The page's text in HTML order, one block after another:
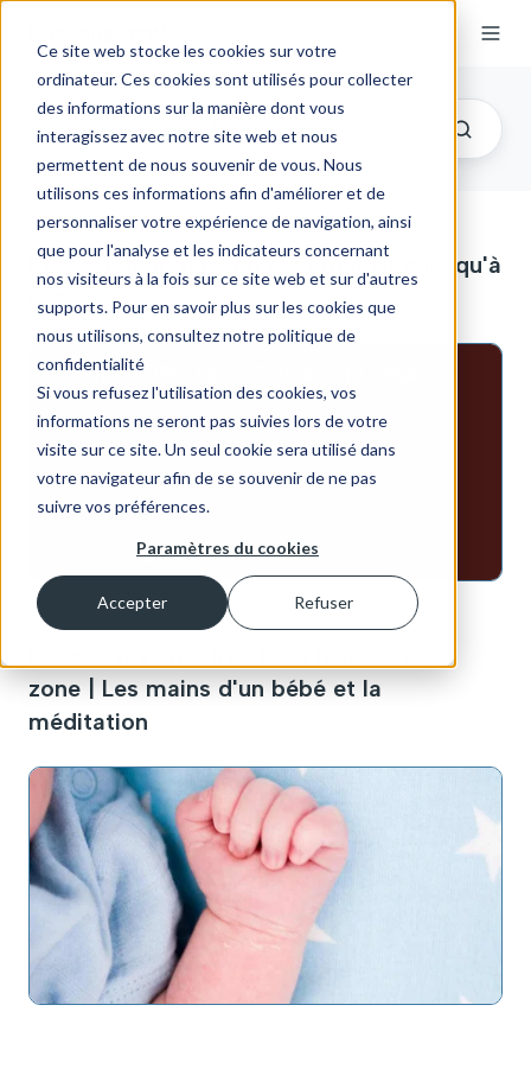
Ce site web stocke les cookies sur votre
ordinateur. Ces cookies sont utilisés pour collecter
des informations sur la manière dont vous
interagissez avec notre site web et nous
permettent de nous souvenir de vous. Nous
utilisons ces informations afin d'améliorer et de
personnaliser votre expérience de navigation, ainsi
que pour l'analyse et les indicateurs concernant
nos visiteurs à la fois sur ce site web et sur d'autres
supports. Pour en savoir plus sur les cookies que
nous utilisons, consultez notre politique de
confidentialité
Si vous refusez l'utilisation des cookies, vos
informations ne seront pas suivies lors de votre
visite sur ce site. Un seul cookie sera utilisé dans
votre navigateur afin de se souvenir de ne pas
suivre vos préférences.
Paramètres du cookies
Accepter Refuser
Récession ou pas, on s’en fout (lire jusqu'à
zone | Les mains d'un bébé et la
méditation